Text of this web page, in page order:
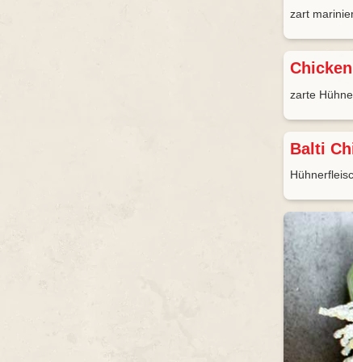
zart
zarte
Balti